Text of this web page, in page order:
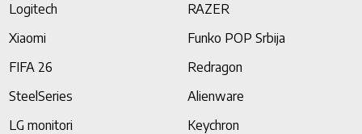
Logitech
RAZER
Xiaomi
Funko POP Srbija
FIFA 26
Redragon
SteelSeries
Alienware
LG monitori
Keychron